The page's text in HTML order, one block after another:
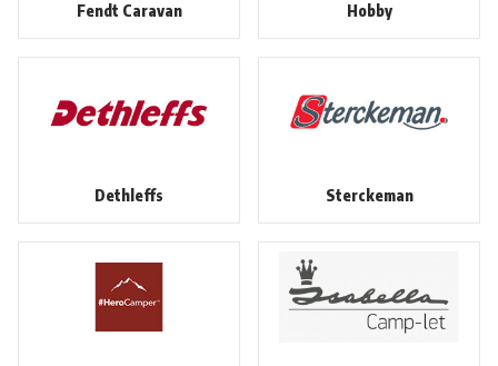
Fendt Caravan Hobby
Dethleffs Sterckeman